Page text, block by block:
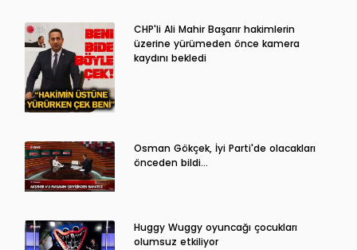
CHP'li Ali Mahir Başarır hakimlerin
üzerine yürümeden önce kamera
kaydını bekledi
Osman Gökçek, İyi Parti'de olacakları
önceden bildi...
Huggy Wuggy oyuncağı çocukları
olumsuz etkiliyor